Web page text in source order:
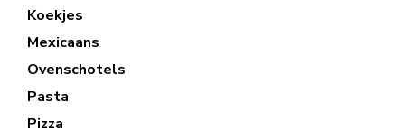
Koekjes
Mexicaans
Ovenschotels
Pasta
Pizza